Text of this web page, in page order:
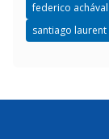
federico achával
santiago laurent